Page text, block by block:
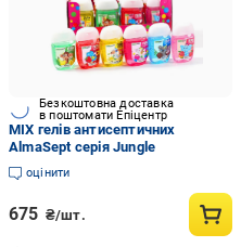
Безкоштовна доставка
в поштомати Епіцентр
MIX гелів антисептичних
AlmaSept серія Jungle
оцінити
675 ₴/шт.